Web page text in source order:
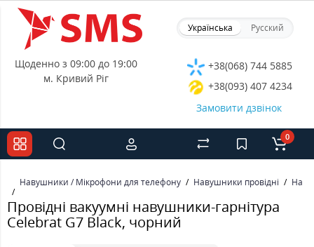
Українська Русский
Щоденно з 09:00 до 19:00
м. Кривий Ріг
+38(068) 744 5885
+38(093) 407 4234
Замовити дзвінок
0
Навушники / Мікрофони для телефону Навушники провідні
Провідні вакуумні навушники-гарнітура
Celebrat G7 Black, чорний